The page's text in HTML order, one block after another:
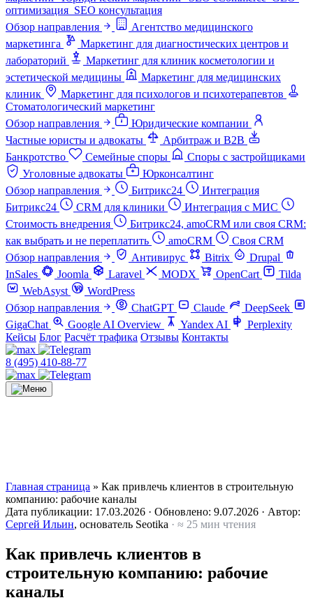
оптимизация SEO консультация
Обзор направления
Агентство медицинского
маркетинга
Маркетинг для диагностических центров и
лабораторий
Маркетинг для клиник косметологии и
эстетической медицины
Маркетинг для медицинских
клиник
Маркетинг для психологов и психотерапевтов
Стоматологический маркетинг
Обзор направления
Юридические компании
Частные юристы и адвокаты
Арбитраж и B2B
Банкротство
Семейные споры
Споры с застройщиками
Уголовные адвокаты
Юрконсалтинг
Обзор направления
Битрикс24
Интеграция
Битрикс24
CRM для клиники
Интеграция с МИС
Стоимость внедрения
Битрикс24, amoCRM или своя CRM:
как выбрать и не переплатить
amoCRM
Своя CRM
Обзор направления
Антивирус Bitrix
Drupal
InSales
Joomla Laravel MODX OpenCart
Tilda
WebAsyst
WordPress
Обзор направления
ChatGPT Claude
DeepSeek
GigaChat
Google AI Overview Yandex AI
Perplexity
Кейсы Блог Расчёт трафика Отзывы Контакты
8 (495) 410-88-77
Главная страница » Как привлечь клиентов в строительную
компанию: рабочие каналы
Дата публикации: 17.03.2026 · Обновлено: 9.07.2026 · Автор:
Сергей Ильин, основатель Seotika · ≈ 25 мин чтения
Как привлечь клиентов в
строительную компанию: рабочие
каналы